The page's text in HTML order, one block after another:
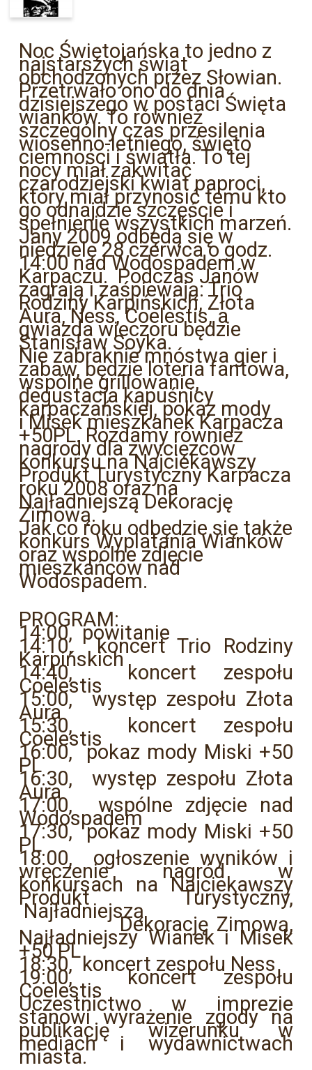
Noc Świętojańska to jedno z
najstarszych świąt
obchodzonych przez Słowian.
Przetrwało ono do dnia
dzisiejszego w postaci Święta
wianków. To również
szczególny czas przesilenia
wiosenno-letniego, święto
ciemności i światła. To tej
nocy miał zakwitać
czarodziejski kwiat paproci,
który miał przynosić temu kto
go odnajdzie szczęście i
spełnienie wszystkich marzeń.
Jany 2009 odbędą się w
niedzielę 28 czerwca o godz.
14:00 nad Wodospadem w
Karpaczu. Podczas Janów
zagrają i zaśpiewają: Trio
Rodziny Karpińskich, Złota
Aura, Ness, Coelestis, a
gwiazda wieczoru będzie
Stanisław Soyka.
Nie zabraknie mnóstwa gier i
zabaw, będzie loteria fantowa,
wspólne grillowanie,
degustacja kapuśnicy
karpaczańskiej, pokaz mody
i Misek mieszkanek Karpacza
+50PL. Rozdamy również
nagrody dla zwycięzców
konkursu na Najciekawszy
Produkt Turystyczny Karpacza
roku 2008 oraz na
Najładniejszą Dekorację
Zimową.
Jak co roku odbędzie się także
konkurs Wyplatania Wianków
oraz wspólne zdjęcie
mieszkańców nad
Wodospadem.
PROGRAM:
14:00, powitanie
14:10, koncert Trio Rodziny
Karpińskich
14:40, koncert zespołu
Coelestis
15:00, występ zespołu Złota
Aura
15:30, koncert zespołu
Coelestis
16:00, pokaz mody Miski +50
PL
16:30, występ zespołu Złota
Aura
17:00, wspólne zdjęcie nad
Wodospadem
17:30, pokaz mody Miski +50
PL
18:00, ogłoszenie wyników i
wręczenie nagród w
konkursach na Najciekawszy
Produkt Turystyczny,
Najładniejszą
Dekorację Zimową,
Najładniejszy Wianek i Misek
+50 PL
18:30, koncert zespołu Ness
19:00, koncert zespołu
Coelestis
Uczestnictwo w imprezie
stanowi wyrażenie zgody na
publikację wizerunku w
mediach i wydawnictwach
miasta.